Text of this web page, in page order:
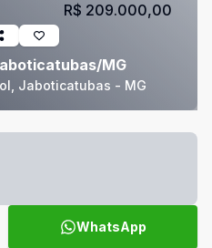
MG
Jaboticatubas - MG
R$ 209.000,00
WhatsApp